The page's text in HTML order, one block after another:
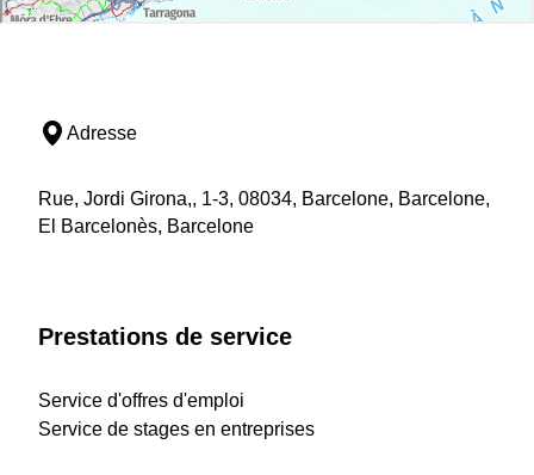
Adresse
Rue, Jordi Girona,, 1-3, 08034, Barcelone, Barcelone,
El Barcelonès, Barcelone
Prestations de service
Service d'offres d'emploi
Service de stages en entreprises